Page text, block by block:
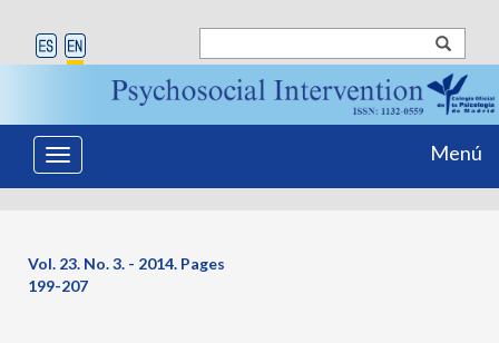
Toggle
navigation
Menú
Vol. 23. No. 3. - 2014. Pages
199-207